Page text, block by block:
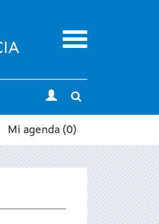
Menu
search
Mi agenda (0)